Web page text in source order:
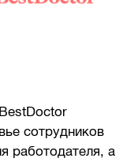
сотрудников
работодателя, а